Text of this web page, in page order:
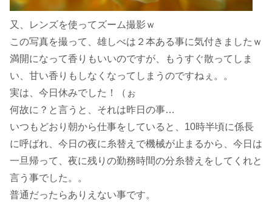
又、レンズを使ってズーム撮影ｗ
この写真を撮って、雄しべは２本ある事に気付きましたｗ
満開になって香りもいいのですが、もうすぐ散ってしま
い、甘い香りもしなくなってしまうのですねぇ。。
実は、今日休みでした！（ぉ
何故に？と言うと、それは昨日の事…
いつもどおり朝から仕事をしていると、10時半頃に係長
に呼ばれ、今日の夜に糸替えで機械が止まるから、今日は
一旦帰って、夜に残りの勤務時間の分糸替えをしてくれと
言う事でした。。
普通だったらありえない事です。